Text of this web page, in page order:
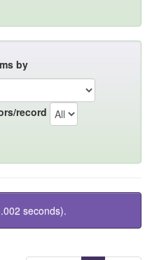
by
record
seconds).